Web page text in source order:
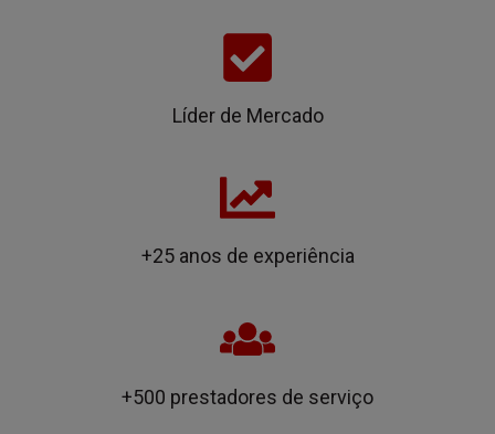
Líder de Mercado
+25 anos de experiência
+500 prestadores de serviço